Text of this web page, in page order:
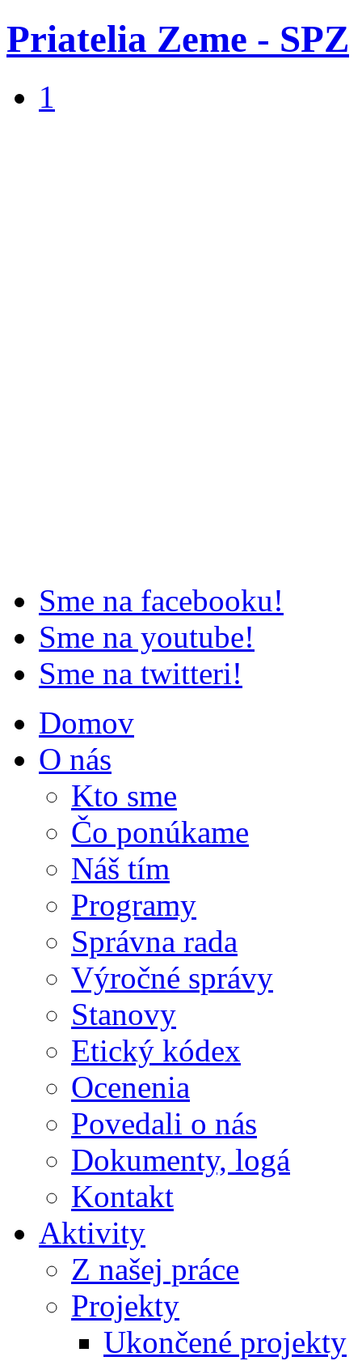
Priatelia Zeme - SPZ
1
Sme na facebooku!
Sme na youtube!
Sme na twitteri!
Domov
O nás
Kto sme
Čo ponúkame
Náš tím
Programy
Správna rada
Výročné správy
Stanovy
Etický kódex
Ocenenia
Povedali o nás
Dokumenty, logá
Kontakt
Aktivity
Z našej práce
Projekty
Ukončené projekty